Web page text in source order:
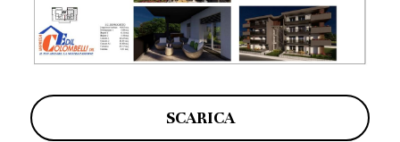
SCARICA